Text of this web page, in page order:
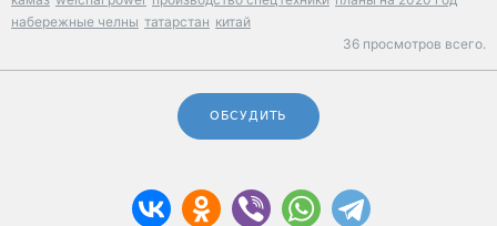
набережные челны татарстан китай
36 просмотров всего.
ОБСУДИТЬ